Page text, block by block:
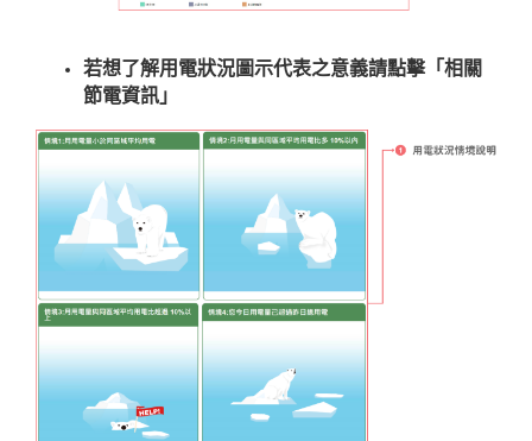
若想了解用電狀況圖示代表之意義請點擊「相關
節電資訊」